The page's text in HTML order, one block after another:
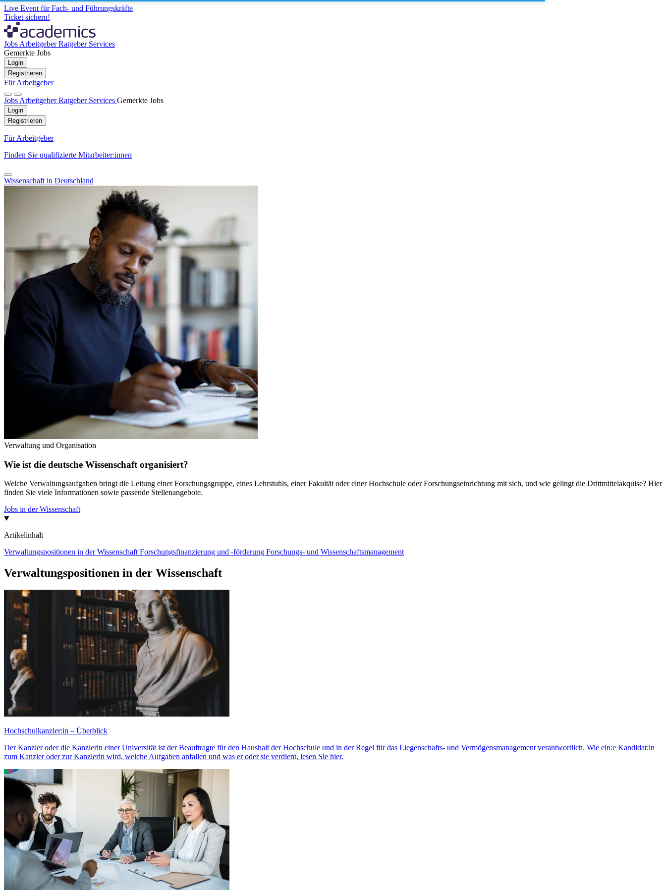
Live Event für Fach- und Führungskräfte
Ticket sichern!
Jobs ArbeitgeberRatgeber Services
Gemerkte Jobs
Login
Registrieren
Für Arbeitgeber
Jobs ArbeitgeberRatgeber Services Gemerkte Jobs
Login
Registrieren
Für Arbeitgeber
Finden Sie qualifizierte Mitarbeiter:innen
Wissenschaft in Deutschland
Verwaltung und Organisation
Wie ist die deutsche Wissenschaft organisiert?
Welche Verwaltungsaufgaben bringt die Leitung einer Forschungsgruppe, eines Lehrstuhls, einer Fakultät oder einer Hochschule oder Forschungseinrichtung mit sich, und wie gelingt die Drittmittelakquise? Hier
finden Sie viele Informationen sowie passende Stellenangebote.
Jobs in der Wissenschaft
Artikelinhalt
Verwaltungspositionen in der WissenschaftForschungsfinanzierung und -förderung Forschungs- und Wissenschaftsmanagement
Verwaltungspositionen in der Wissenschaft
Hochschulkanzler:in – Überblick
Der Kanzler oder die Kanzlerin einer Universität ist der Beauftragte für den Haushalt der Hochschule und in der Regel für das Liegenschafts- und Vermögensmanagement verantwortlich. Wie ein:e Kandidat:in
zum Kanzler oder zur Kanzlerin wird, welche Aufgaben anfallen und was er oder sie verdient, lesen Sie hier.